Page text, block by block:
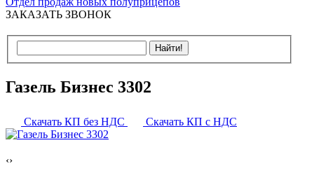
ЗАКАЗАТЬ ЗВОНОК
Газель Бизнес 3302
Скачать КП без НДС Скачать КП с НДС
‹›